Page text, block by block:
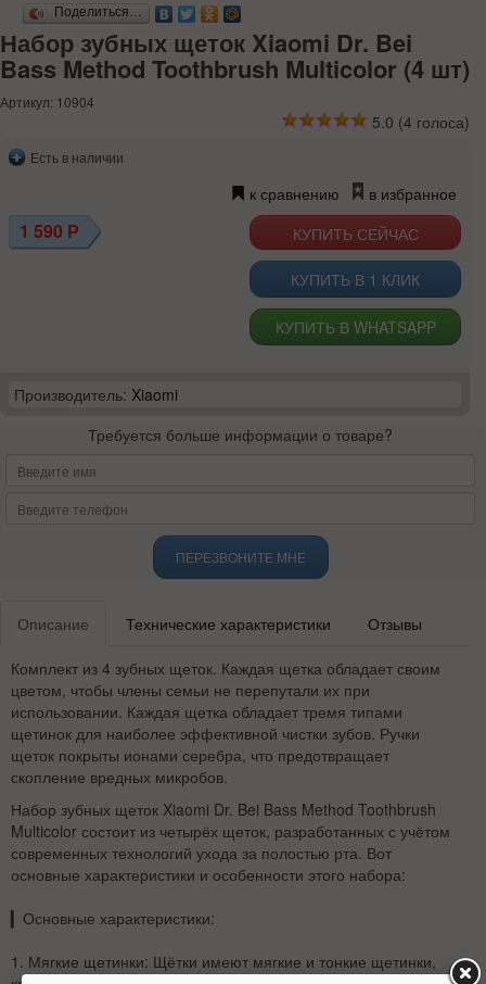
Поделиться…
Набор зубных щеток Xiaomi Dr. Bei
Bass Method Toothbrush Multicolor (4 шт)
Артикул: 10904
5.0 (4 голоса)
Есть в наличии
к сравнению в избранное
1 590 Р
КУПИТЬ В 1 КЛИК
КУПИТЬ В WHATSAPP
Производитель: Xiaomi
Требуется больше информации о товаре?
ПЕРЕЗВОНИТЕ МНЕ
Описание Технические характеристики Отзывы
Комплект из 4 зубных щеток. Каждая щетка обладает своим
цветом, чтобы члены семьи не перепутали их при
использовании. Каждая щетка обладает тремя типами
щетинок для наиболее эффективной чистки зубов. Ручки
щеток покрыты ионами серебра, что предотвращает
скопление вредных микробов.
Набор зубных щеток Xiaomi Dr. Bei Bass Method Toothbrush
Multicolor состоит из четырёх щеток, разработанных с учётом
современных технологий ухода за полостью рта. Вот
основные характеристики и особенности этого набора:
Основные характеристики:
1. Мягкие щетинки: Щётки имеют мягкие и тонкие щетинки,